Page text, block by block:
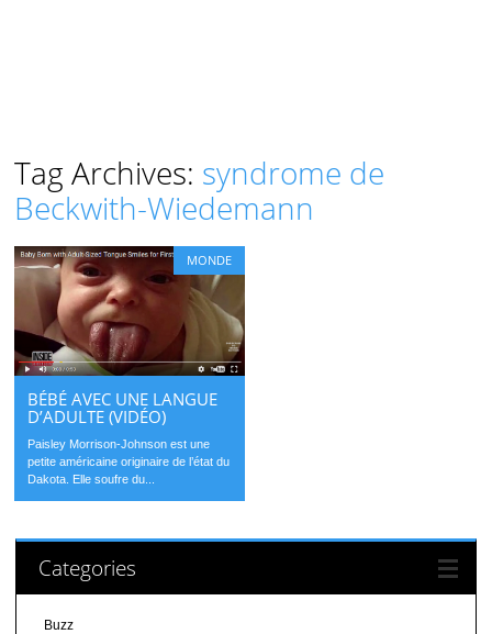
Tag Archives: syndrome de
Beckwith-Wiedemann
MONDE
BÉBÉ AVEC UNE LANGUE
D’ADULTE (VIDÉO)
Paisley Morrison-Johnson est une
petite américaine originaire de l’état du
Dakota. Elle soufre du...
Categories
Buzz